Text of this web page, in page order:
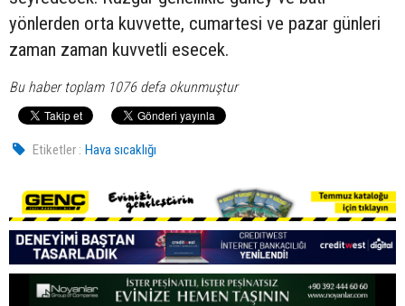
yönlerden orta kuvvette, cumartesi ve pazar günleri
zaman zaman kuvvetli esecek.
Bu haber toplam 1076 defa okunmuştur
Etiketler : Hava sıcaklığı